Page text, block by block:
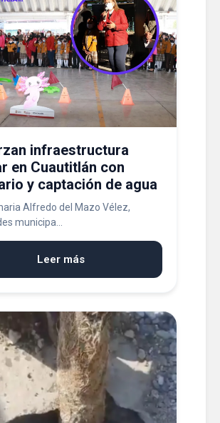
infraestructura
en Cuautitlán con
y captación de agua
Alfredo del Mazo Vélez,
municipa...
Leer más